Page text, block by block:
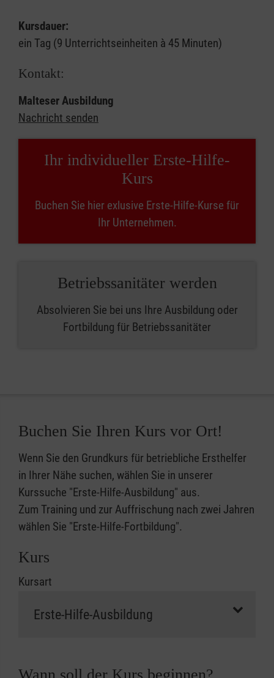
Kursdauer:
ein Tag (9 Unterrichtseinheiten à 45 Minuten)
Kontakt:
Malteser Ausbildung
Nachricht senden
Ihr individueller Erste-Hilfe-
Kurs
Buchen Sie hier exlusive Erste-Hilfe-Kurse für
Ihr Unternehmen.
Betriebssanitäter werden
Absolvieren Sie bei uns Ihre Ausbildung oder
Fortbildung für Betriebssanitäter
Buchen Sie Ihren Kurs vor Ort!
Wenn Sie den Grundkurs für betriebliche Ersthelfer
in Ihrer Nähe suchen, wählen Sie in unserer
Kurssuche "Erste-Hilfe-Ausbildung" aus.
Zum Training und zur Auffrischung nach zwei Jahren
wählen Sie "Erste-Hilfe-Fortbildung".
Kurs
Kursart